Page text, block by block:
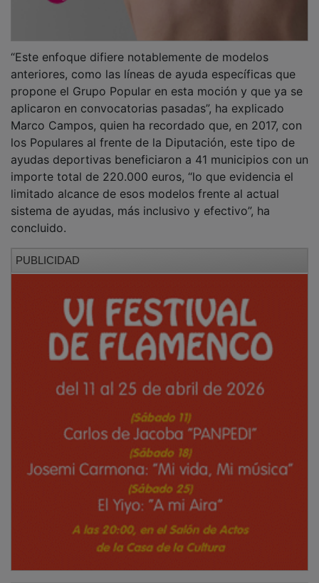
anteriores, como las líneas de ayuda específicas que
propone el Grupo Popular en esta moción y que ya se
aplicaron en convocatorias pasadas”, ha explicado
Marco Campos, quien ha recordado que, en 2017, con
los Populares al frente de la Diputación, este tipo de
ayudas deportivas beneficiaron a 41 municipios con un
importe total de 220.000 euros, “lo que evidencia el
limitado alcance de esos modelos frente al actual
sistema de ayudas, más inclusivo y efectivo”, ha
concluido.